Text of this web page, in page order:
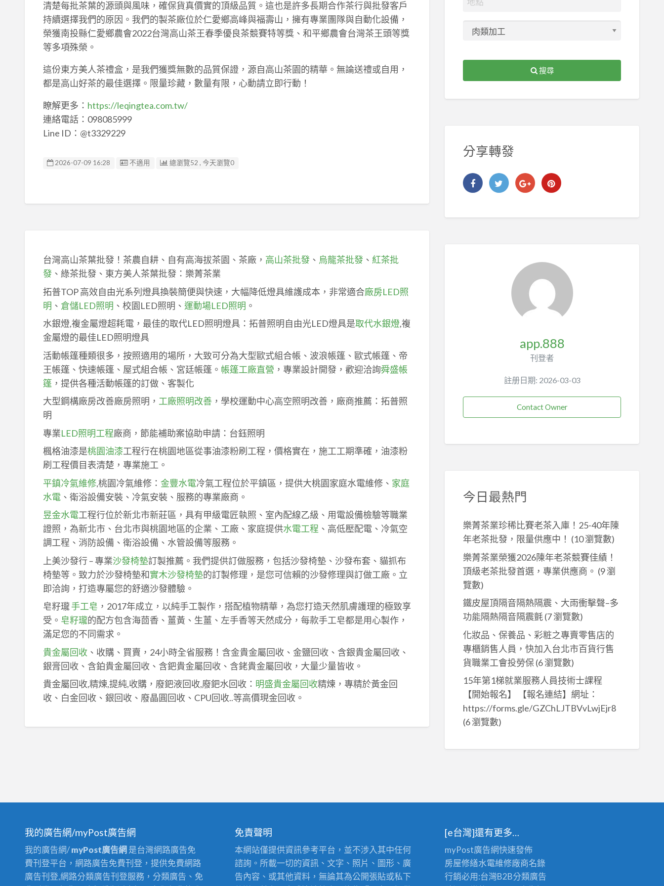
清楚每批茶葉的源頭與風味，確保貨真價實的頂級品質。這也是許多長期合作茶行與批發客戶
持續選擇我們的原因。我們的製茶廠位於仁愛鄉高峰與福壽山，擁有專業團隊與自動化設備，
榮獲南投縣仁愛鄉農會2022台灣高山茶王春季優良茶競賽特等獎、和平鄉農會台灣茶王頭等獎
等多項殊榮。
這份東方美人茶禮盒，是我們獲獎無數的品質保證，源自高山茶園的精華。無論送禮或自用，
都是高山好茶的最佳選擇。限量珍藏，數量有限，心動請立即行動！
瞭解更多： https://leqingtea.com.tw/
連絡電話：098085999
Line ID：@t3329229
2026-07-09 16:28 廣告编號
不適用 總瀏覽52 , 今天瀏覽0
台灣高山茶葉批發！茶農自耕、自有高海拔茶園、茶廠， 高山茶批發、 烏龍茶批發、 紅茶批
發、綠茶批發、東方美人茶葉批發：樂菁茶業
拓普TOP 高效自由光系列燈具換裝簡便與快速，大幅降低燈具維護成本，非常適合廠房LED照
明 、 倉儲LED照明 、校園LED照明、 運動場LED照明 。
水銀燈,複金屬燈超耗電，最佳的取代LED照明燈具：拓普照明自由光LED燈具是取代水銀燈,複
金屬燈的最佳LED照明燈具
活動帳篷種類很多，按照適用的場所，大致可分為大型歐式組合帳、波浪帳篷、歐式帳篷、帝
王帳篷、快速帳篷、屋式組合帳、宮廷帳篷。 帳篷工廠直營 ，專業設計開發，歡迎洽詢舜盛帳
篷，提供各種活動帳篷的訂做、客製化
大型鋼構廠房改善廠房照明， 工廠照明改善，學校運動中心高空照明改善，廠商推薦：拓普照
明
專業LED照明工程廠商，節能補助案協助申請：台鈺照明
楓格油漆是桃園油漆工程行在桃園地區從事油漆粉刷工程，價格實在，施工工期準確，油漆粉
刷工程價目表清楚，專業施工。
平鎮冷氣維修,桃園冷氣維修： 金豐水電冷氣工程位於平鎮區，提供大桃園家庭水電維修、 家庭
水電、衛浴設備安裝、冷氣安裝、服務的專業廠商。
昱金水電工程行位於新北市新莊區，具有甲級電匠執照、室內配線乙級、用電設備檢驗等職業
證照，為新北市、台北市與桃園地區的企業、工廠、家庭提供水電工程 、高低壓配電、冷氣空
調工程、消防設備、衛浴設備、水管設備等服務。
上美沙發行 – 專業沙發椅墊訂製推薦。我們提供訂做服務，包括沙發椅墊、沙發布套、貓抓布
椅墊等。致力於沙發椅墊和實木沙發椅墊的訂製修理，是您可信賴的沙發修理與訂做工廠。立
即洽詢，打造專屬您的舒適沙發體驗。
皂籽瓏手工皂 ，2017年成立，以純手工製作，搭配植物精華，為您打造天然肌膚護理的極致享
受。 皂籽瓏的配方包含海茴香、薑黃、生薑、左手香等天然成分，每款手工皂都是用心製作，
滿足您的不同需求。
貴金屬回收、收購、買賣，24小時全省服務！含金貴金屬回收、金鹽回收、含銀貴金屬回收、
銀膏回收、含鉑貴金屬回收、含鈀貴金屬回收、含銠貴金屬回收，大量少量皆收。
貴金屬回收,精煉,提純,收購，廢鈀液回收,廢鈀水回收： 明盛貴金屬回收精煉，專精於黃金回
收、白金回收、銀回收、廢晶圓回收、CPU回收..等高價現金回收。
搜尋
分享轉發
app.888
刊登者
註册日期: 2026-03-03
Contact Owner
今日最熱門
樂菁茶業珍稀比賽老茶入庫！25-40年陳
年老茶批發，限量供應中！ (10 瀏覽數)
樂菁茶業榮獲2026陳年老茶競賽佳績！
頂級老茶批發首選，專業供應商。 (9 瀏
覽數)
鐵皮屋頂隔音隔熱隔震、大雨衝擊聲–多
功能隔熱隔音隔震氈(7 瀏覽數)
化妝品、保養品、彩粧之專賣零售店的
專櫃銷售人員，快加入台北市百貨行售
貨職業工會投勞保(6 瀏覽數)
15年第1梯就業服務人員技術士課程
【開始報名】 【報名連結】網址：
https://forms.gle/GZChLJTBVvLwjEjr8
(6 瀏覽數)
我的廣告網/myPost廣告網
我的廣告網/myPost廣告網 是台灣網路廣告免
費刊登平台，網路廣告免費刊登，提供免費網路
廣告刊登,網路分類廣告刊登服務，分類廣告、免
免責聲明
本網站僅提供資訊參考平台，並不涉入其中任何
諮詢。所載一切的資訊、文字、照片、圖形、廣
告內容、或其他資料，無論其為公開張貼或私下
[e台灣]還有更多…
myPost廣告網快速發佈
房屋修繕水電維修廠商名錄
行銷必用:台灣B2B分類廣告